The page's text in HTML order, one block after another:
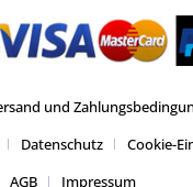
und
Datenschutz
Cookie-
AGB
Impressum